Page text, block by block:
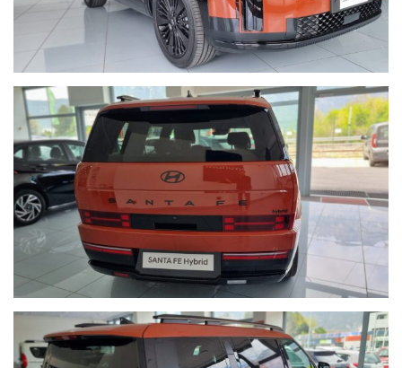
-Km certificati.
-Certificazione dello stato d'uso.
-Ritiro della vostra vettura usata
-Officina
-Carrozzeria
VI ASPETTIAMO!!!
Trento, Via Alto Adige 216
Tel. 0461 825777
Claudio 335 7898898 - 345 5927265